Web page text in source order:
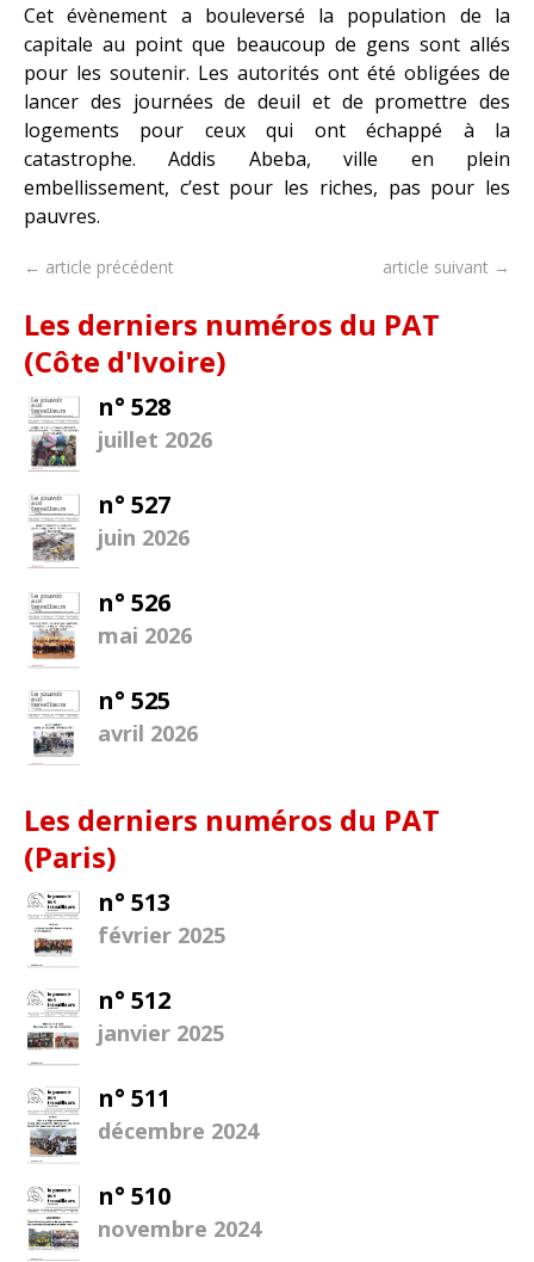
Cet évènement a bouleversé la population de la
capitale au point que beaucoup de gens sont allés
pour les soutenir. Les autorités ont été obligées de
lancer des journées de deuil et de promettre des
logements pour ceux qui ont échappé à la
catastrophe. Addis Abeba, ville en plein
embellissement, c’est pour les riches, pas pour les
pauvres.
← article précédent article suivant →
Les derniers numéros du PAT
(Côte d'Ivoire)
n° 528
juillet 2026
n° 527
juin 2026
n° 526
mai 2026
n° 525
avril 2026
Les derniers numéros du PAT
(Paris)
n° 513
février 2025
n° 512
janvier 2025
n° 511
décembre 2024
n° 510
novembre 2024